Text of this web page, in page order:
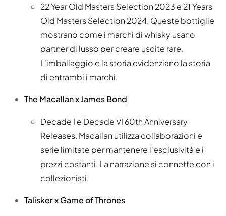
22 Year Old Masters Selection 2023 e 21 Years
Old Masters Selection 2024. Queste bottiglie
mostrano come i marchi di whisky usano
partner di lusso per creare uscite rare.
L'imballaggio e la storia evidenziano la storia
di entrambi i marchi.
The Macallan x James Bond
Decade I e Decade VI 60th Anniversary
Releases. Macallan utilizza collaborazioni e
serie limitate per mantenere l'esclusività e i
prezzi costanti. La narrazione si connette con i
collezionisti.
Talisker x Game of Thrones